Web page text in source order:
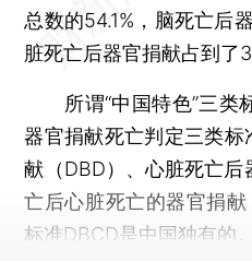
总数的54.1%，脑死亡后
脏死亡后器官捐献占到了
所谓“中国特色”三类
器官捐献死亡判定三类
献（DBD）、心脏死亡
亡后心脏死亡的器官捐
标准DBCD是中国独有的。